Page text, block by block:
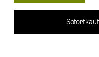
Sofortkauf